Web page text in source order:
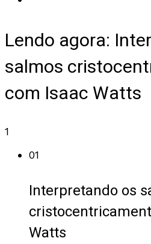
Lendo agora:
salmos
com Isaac Watts
1
01
Interpretando os
Watts